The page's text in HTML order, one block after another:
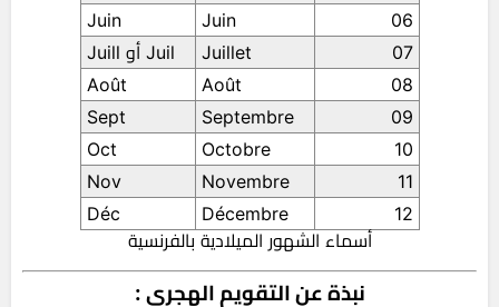
06
Juin
Juin
07
Juillet
Juil أو Juill
08
Août
Août
09
Septembre
Sept
10
Octobre
Oct
11
Novembre
Nov
12
Décembre
Déc
أسماء الشهور الميلادية بالفرنسية
نبذة عن التقويم الهجري :